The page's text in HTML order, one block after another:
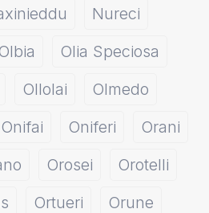
Nureci
Olia Speciosa
Ollolai
Olmedo
Onifai Oniferi
Orani
Orosei
Orotelli
Ortueri
Orune